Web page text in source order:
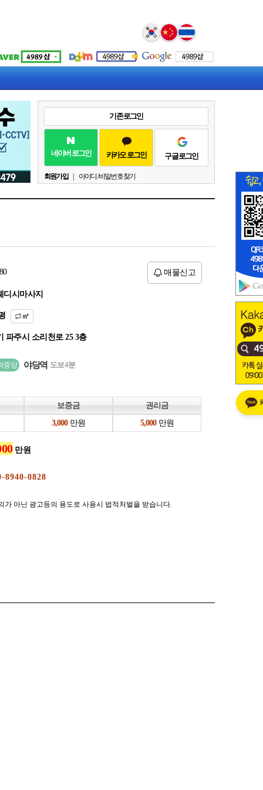
Select Language ▼
기존 로그인
네이버 로그인 카카오 로그인 구글 로그인
회원가입 아이디 / 비밀번호 찾기
매물신고
디시마사지
㎡
파주시 소리천로 25 3층
중앙 야당역 도보4분
보증금
권리금
만원
만원
만원
아닌 광고등의 용도로 사용시 법적처벌을 받습니다.